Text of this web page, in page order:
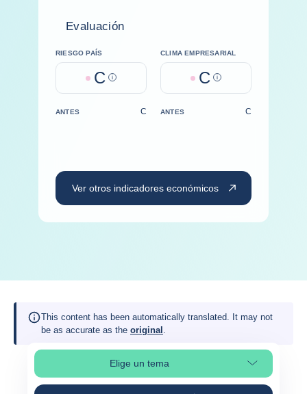
Evaluación
RIESGO PAÍS
C Help
CLIMA EMPRESARIAL
C Help
ANTES C ANTES C
Ver otros indicadores económicos
This content has been automatically translated. It may not
be as accurate as the original .
Elige un temaSelleciona la sección de la página